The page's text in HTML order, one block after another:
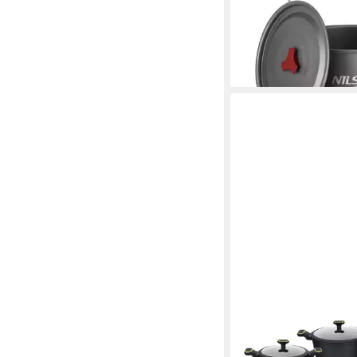
Tragebügel, 4 L, leicht
44,90 €
lieferbar - in 5-6
Topf-Set 10 tlg